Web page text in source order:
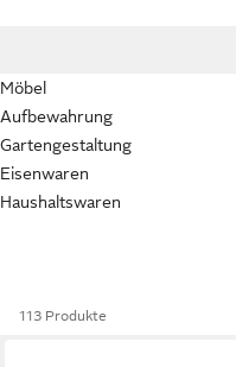
Möbel
Aufbewahrung
Gartengestaltung
Eisenwaren
Haushaltswaren
113 Produkte